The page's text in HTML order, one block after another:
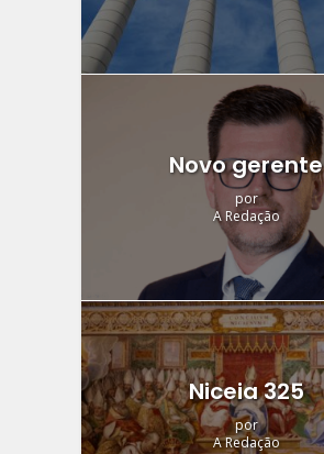
Novo gerente
por
A Redação
Niceia 325
por
A Redação